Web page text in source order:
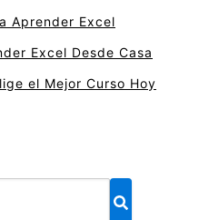
Aprender Excel
Excel Desde Casa
el Mejor Curso Hoy